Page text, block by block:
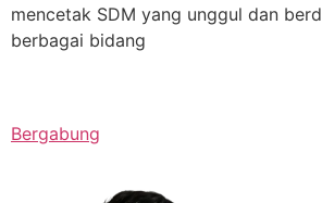
mencetak SDM yang unggul dan
berbagai bidang
Bergabung